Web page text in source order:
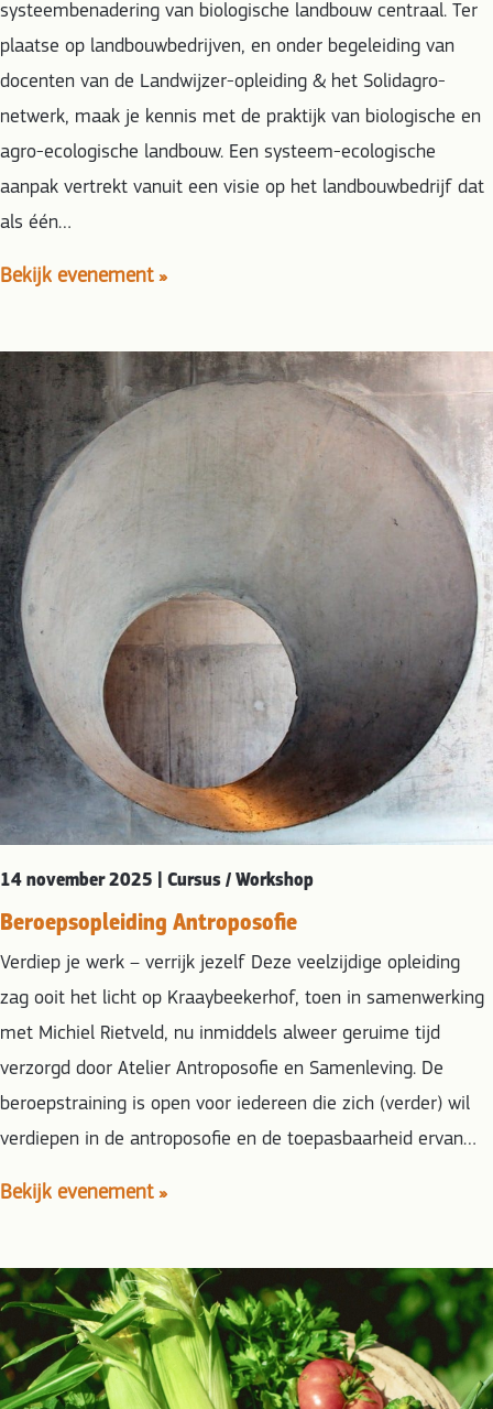
systeembenadering van biologische landbouw centraal. Ter
plaatse op landbouwbedrijven, en onder begeleiding van
docenten van de Landwijzer-opleiding & het Solidagro-
netwerk, maak je kennis met de praktijk van biologische en
agro-ecologische landbouw. Een systeem-ecologische
aanpak vertrekt vanuit een visie op het landbouwbedrijf dat
als één…
Bekijk evenement »
14 november 2025 | Cursus / Workshop
Beroepsopleiding Antroposofie
Verdiep je werk – verrijk jezelf Deze veelzijdige opleiding
zag ooit het licht op Kraaybeekerhof, toen in samenwerking
met Michiel Rietveld, nu inmiddels alweer geruime tijd
verzorgd door Atelier Antroposofie en Samenleving. De
beroepstraining is open voor iedereen die zich (verder) wil
verdiepen in de antroposofie en de toepasbaarheid ervan…
Bekijk evenement »